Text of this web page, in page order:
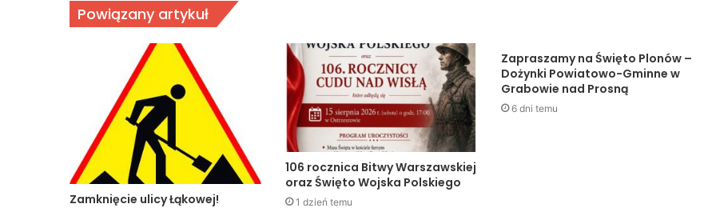
Powiązany artykuł
Zamknięcie ulicy Łąkowej!
106 rocznica Bitwy Warszawskiej
oraz Święto Wojska Polskiego
1 dzień temu
Zapraszamy na Święto Plonów –
Dożynki Powiatowo-Gminne w
Grabowie nad Prosną
6 dni temu